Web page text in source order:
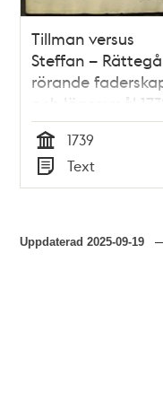
Tillman versus
Steffan –
rörande
och lägersmål
Tid
1739
Typ
Text
Uppdaterad2025-09-19